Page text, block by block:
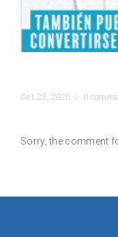
Oct 23, 2020 / 0
Sorry, the comment